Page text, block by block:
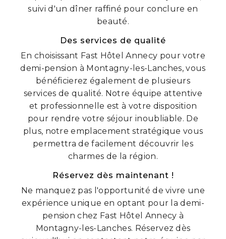
suivi d'un dîner raffiné pour conclure en
beauté.
Des services de qualité
En choisissant Fast Hôtel Annecy pour votre
demi-pension à Montagny-les-Lanches, vous
bénéficierez également de plusieurs
services de qualité. Notre équipe attentive
et professionnelle est à votre disposition
pour rendre votre séjour inoubliable. De
plus, notre emplacement stratégique vous
permettra de facilement découvrir les
charmes de la région.
Réservez dès maintenant !
Ne manquez pas l'opportunité de vivre une
expérience unique en optant pour la demi-
pension chez Fast Hôtel Annecy à
Montagny-les-Lanches. Réservez dès